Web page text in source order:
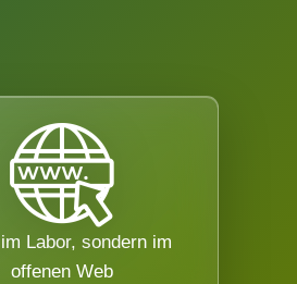
Labor, sondern im
offenen Web